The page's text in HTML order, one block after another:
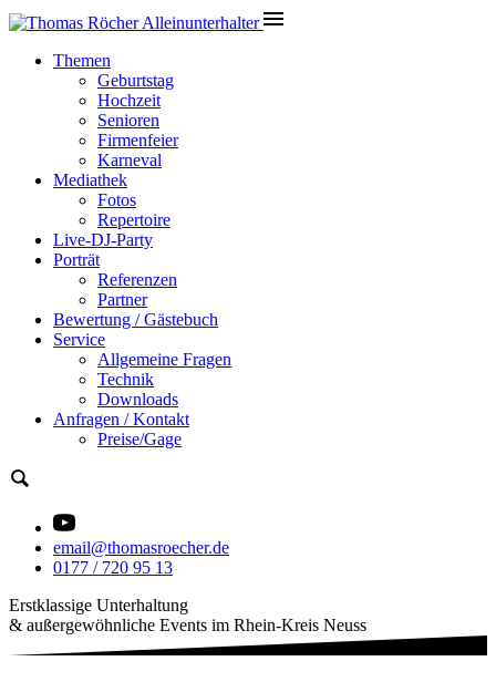
Themen
Geburtstag
Hochzeit
Senioren
Firmenfeier
Karneval
Mediathek
Fotos
Repertoire
Live-DJ-Party
Porträt
Referenzen
Partner
Bewertung / Gästebuch
Service
Allgemeine Fragen
Technik
Downloads
Anfragen / Kontakt
Preise/Gage
email@thomasroecher.de
0177 / 720 95 13
Erstklassige Unterhaltung
& außergewöhnliche Events im Rhein-Kreis Neuss